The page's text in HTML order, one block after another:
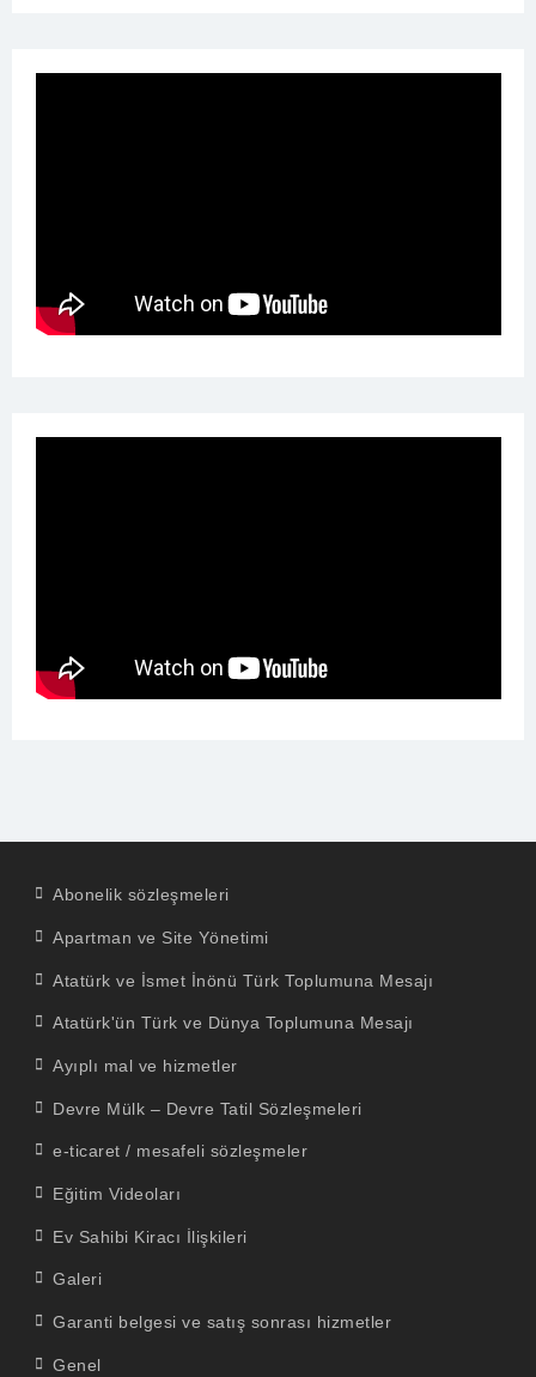
Abonelik sözleşmeleri
Apartman ve Site Yönetimi
Atatürk ve İsmet İnönü Türk Toplumuna Mesajı
Atatürk'ün Türk ve Dünya Toplumuna Mesajı
Ayıplı mal ve hizmetler
Devre Mülk – Devre Tatil Sözleşmeleri
e-ticaret / mesafeli sözleşmeler
Eğitim Videoları
Ev Sahibi Kiracı İlişkileri
Galeri
Garanti belgesi ve satış sonrası hizmetler
Genel